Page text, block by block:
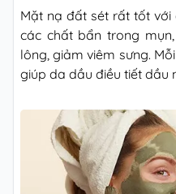
Mặt nạ đất sét rất tốt
các chất bẩn trong
lông, giảm viêm sưng.
giúp da dầu điều tiết dầu